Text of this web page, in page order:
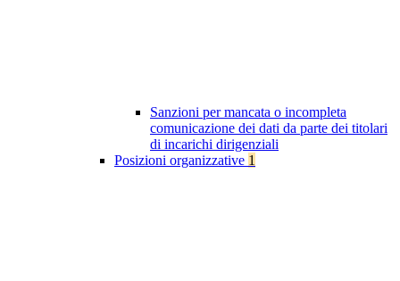
Sanzioni per mancata o incompleta
comunicazione dei dati da parte dei titolari
di incarichi dirigenziali
Posizioni organizzative 1